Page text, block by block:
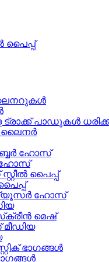
പൈപ്പ്
പാഡുകൾ
ലൈനർ
ഹോസ്
ഹോസ്
പൈപ്പ്
ഹോസ്
മെഷ്
മീഡിയ
ഭാഗങ്ങൾ